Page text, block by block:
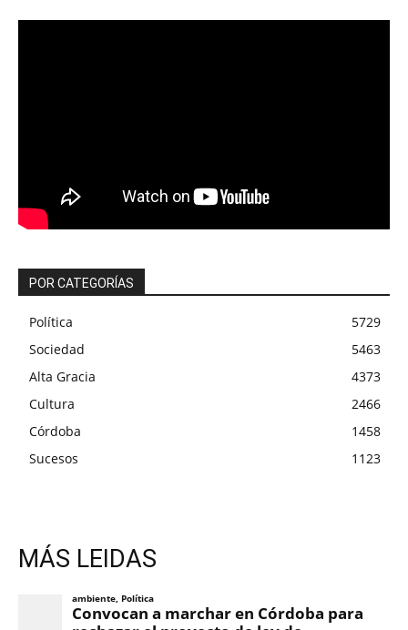
POR CATEGORÍAS
Política
5729
Sociedad
5463
Alta Gracia
4373
Cultura
2466
Córdoba
1458
Sucesos
1123
MÁS LEIDAS